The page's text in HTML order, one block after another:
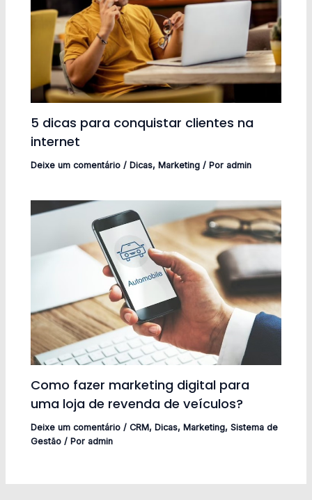
5 dicas para conquistar clientes na
internet
Deixe um comentário / Dicas, Marketing / Poradmin
Como fazer marketing digital para
uma loja de revenda de veículos?
Deixe um comentário /CRM,Dicas,Marketing,Sistema de
Gestão / Poradmin